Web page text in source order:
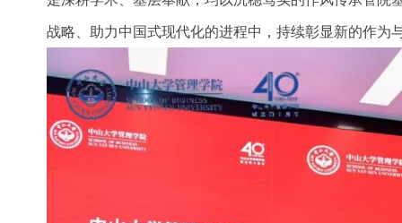
战略、助力中国式现代化的进程中，持续彰显新的作为